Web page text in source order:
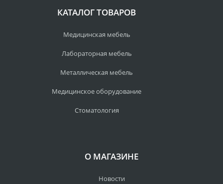
КАТАЛОГ ТОВАРОВ
Медицинская мебель
Лабораторная мебель
Металлическая мебель
Медицинское оборудование
Стоматология
О МАГАЗИНЕ
Новости